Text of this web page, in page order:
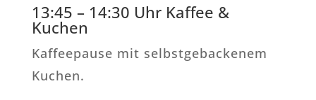
13:45 – 14:30 Uhr Kaffee &
Kuchen
Kaffeepause mit selbstgebackenem
Kuchen.